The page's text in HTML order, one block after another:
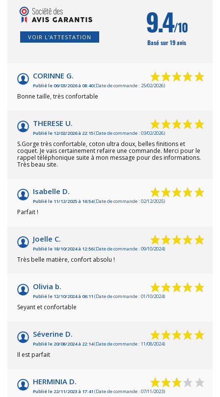
VOIR L'ATTESTATION 9.4/10
Basé sur 19 avis
CORINNE G.
Publié le 06/03/2026 à 08:40(Date de commande : 25/02/2026)
Bonne taille, très confortable
THERESE U.
Publié le 12/02/2026 à 22:15(Date de commande : 03/02/2026)
S.Gorge très confortable, coton ultra doux, belles finitions et
coquet. Je vais certainement refaire une commande. Merci pour le
rappel téléphonique suite à mon message pour des informations.
Très beau site.
Isabelle D.
Publié le 11/12/2025 à 16:54(Date de commande : 02/12/2025)
Parfait !
Joelle C.
Publié le 18/10/2024 à 12:56(Date de commande : 09/10/2024)
Très belle matière, confort absolu !
Olivia b.
Publié le 12/10/2024 à 06:11 (Date de commande : 01/10/2024)
Seyant et confortable
Séverine D.
Publié le 20/08/2024 à 22:14(Date de commande : 11/08/2024)
Il est parfait
HERMINIA D.
Publié le 22/11/2023 à 17:41 (Date de commande : 07/11/2023)